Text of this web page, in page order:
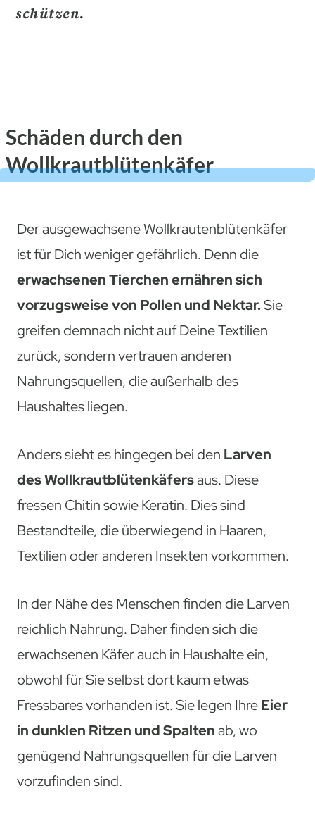
schützen.
Schäden durch den
Wollkrautblütenkäfer
Der ausgewachsene Wollkrautenblütenkäfer
ist für Dich weniger gefährlich. Denn die
erwachsenen Tierchen ernähren sich
vorzugsweise von Pollen und Nektar.Sie
greifen demnach nicht auf Deine Textilien
zurück, sondern vertrauen anderen
Nahrungsquellen, die außerhalb des
Haushaltes liegen.
Anders sieht es hingegen bei den Larven
des Wollkrautblütenkäfersaus. Diese
fressen Chitin sowie Keratin. Dies sind
Bestandteile, die überwiegend in Haaren,
Textilien oder anderen Insekten vorkommen.
In der Nähe des Menschen finden die Larven
reichlich Nahrung. Daher finden sich die
erwachsenen Käfer auch in Haushalte ein,
obwohl für Sie selbst dort kaum etwas
Fressbares vorhanden ist. Sie legen IhreEier
in dunklen Ritzen und Spaltenab, wo
genügend Nahrungsquellen für die Larven
vorzufinden sind.